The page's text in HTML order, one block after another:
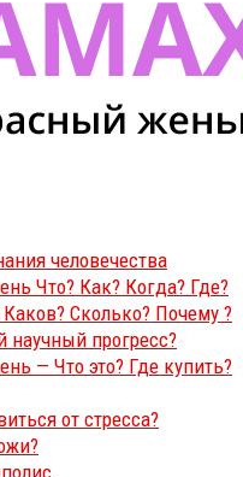
человечества
Что? Как? Когда? Где?
Сколько? Почему ?
прогресс?
— Что это? Где купить?
от стресса?